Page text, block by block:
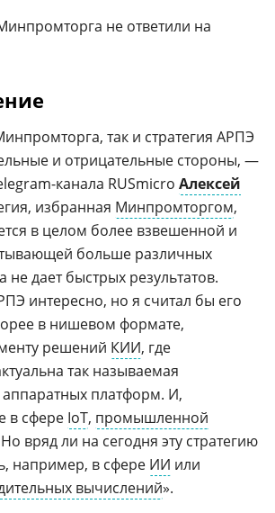
не ответили на
так и стратегия АРПЭ
и отрицательные стороны, —
канала RUSmicro Алексей
избранная Минпромторгом,
в целом более взвешенной и
больше различных
не дает быстрых результатов.
интересно, но я считал бы его
в нишевом формате,
решений КИИ, где
так называемая
аппаратных платформ. И,
в сфере IoT, промышленной
вряд ли на сегодня эту стратегию
например, в сфере ИИ или
вычислений».